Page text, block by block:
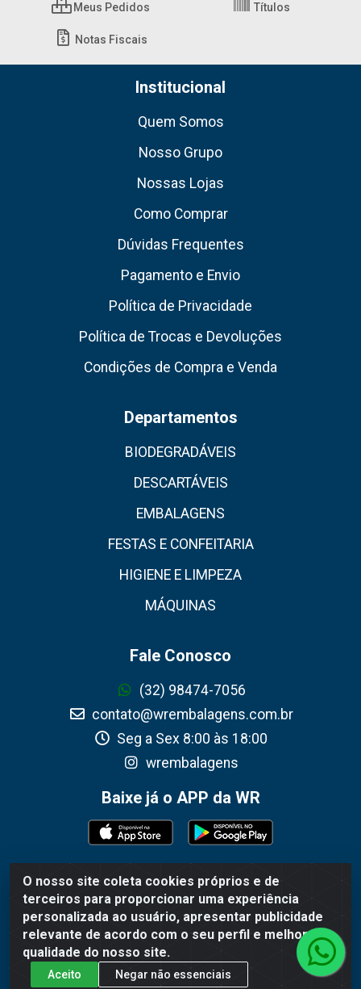
O nosso site coleta cookies próprios e de
terceiros para proporcionar uma experiência
personalizada ao usuário, apresentar publicidade
relevante de acordo com o seu perfil e melhorar a
qualidade do nosso site.
Aceito Negar não essenciais
Meus Pedidos Títulos
Notas Fiscais
Institucional
Quem Somos
Nosso Grupo
Nossas Lojas
Como Comprar
Dúvidas Frequentes
Pagamento e Envio
Política de Privacidade
Política de Trocas e Devoluções
Condições de Compra e Venda
Departamentos
BIODEGRADÁVEIS
DESCARTÁVEIS
EMBALAGENS
FESTAS E CONFEITARIA
HIGIENE E LIMPEZA
MÁQUINAS
Fale Conosco
(32) 98474-7056
contato@wrembalagens.com.br
Seg a Sex 8:00 às 18:00
wrembalagens
Baixe já o APP da WR
WR Embalagens - R. Cel. Teodoro Gomes de Araújo, 1360 -
Grogotó - Barbacena / MG - CEP 36202-628 - CNPJ
02.692.206/0001-55